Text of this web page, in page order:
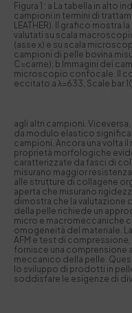
Figura 1 : a La tabella in alto
campioni in termini di
LEATHER). Il grafico mostra
valutati su scala
(asse x) e su scala
campioni di pelle bovina
C=carne); b Immagini dei
microscopio confocale. Il
eccitato a λ=633, Scale bar
agli altri campioni.
da modulo elastico
campioni. Ancora una volta
proprietà morfologiche
caratterizzate da fasci di
misurano maggior
alle strutture di collagene
aperta che misurano
dimostra che la valutazione
della pelle richiede un
micro e macromeccaniche
omogeneità del materiale.
AFM e test di
fornisce una
meccanico della pelle.
lo sviluppo di prodotti in
soddisfare le esigenze di